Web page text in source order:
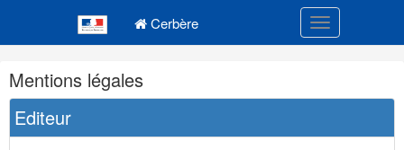
Cerbère Toggle
Navigation
et
outils
annexes
Mentions légales
Editeur